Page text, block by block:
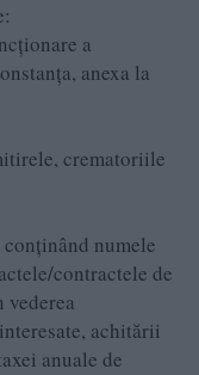
a
anexa la
crematoriile
numele
contractele de
vederea
achitării
anuale de